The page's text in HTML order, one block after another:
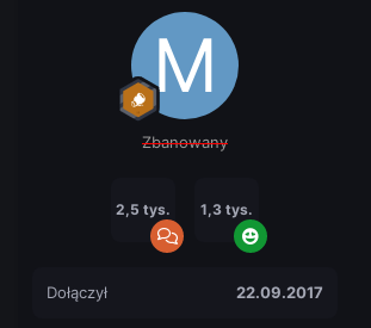
Zbanowany
2,5 tys. 1,3 tys.
Dołączył 22.09.2017